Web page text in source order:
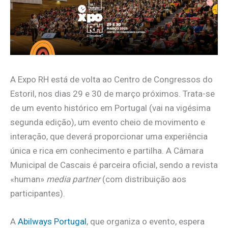
A Expo RH está de volta ao Centro de Congressos do
Estoril, nos dias 29 e 30 de março próximos. Trata-se
de um evento histórico em Portugal (vai na vigésima
segunda edição), um evento cheio de movimento e
interação, que deverá proporcionar uma experiência
única e rica em conhecimento e partilha. A Câmara
Municipal de Cascais é parceira oficial, sendo a revista
«human» media partner(com distribuição aos
participantes).
A Abilways Portugal, que organiza o evento, espera